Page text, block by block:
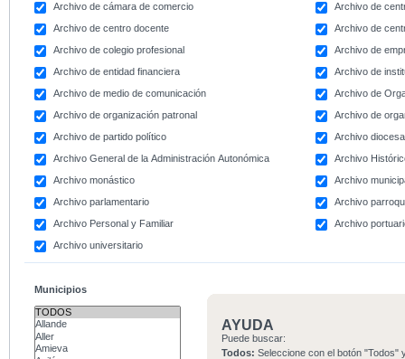
Archivo de cámara de comercio
Archivo de
Archivo de centro docente
Archivo de
Archivo de colegio profesional
Archivo de
Archivo de entidad financiera
Archivo de
Archivo de medio de comunicación
Archivo de
Archivo de organización patronal
Archivo de
Archivo de partido político
Archivo
Archivo General de la Administración Autonómica
Archivo
Archivo monástico
Archivo
Archivo parlamentario
Archivo
Archivo Personal y Familiar
Archivo
Archivo universitario
Municipios
AYUDA
Puede buscar:
Todos: Seleccione con el botón "Todos"